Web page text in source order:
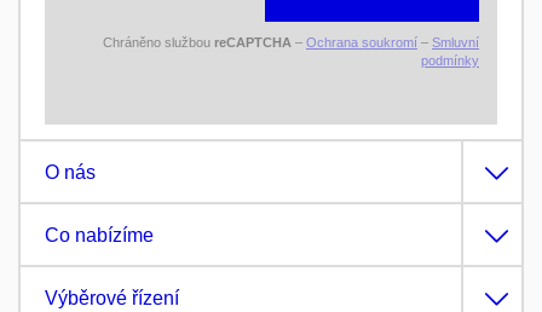
Chráněno službou reCAPTCHA – Ochrana soukromí – Smluvní
podmínky
O nás
Co nabízíme
Výběrové řízení